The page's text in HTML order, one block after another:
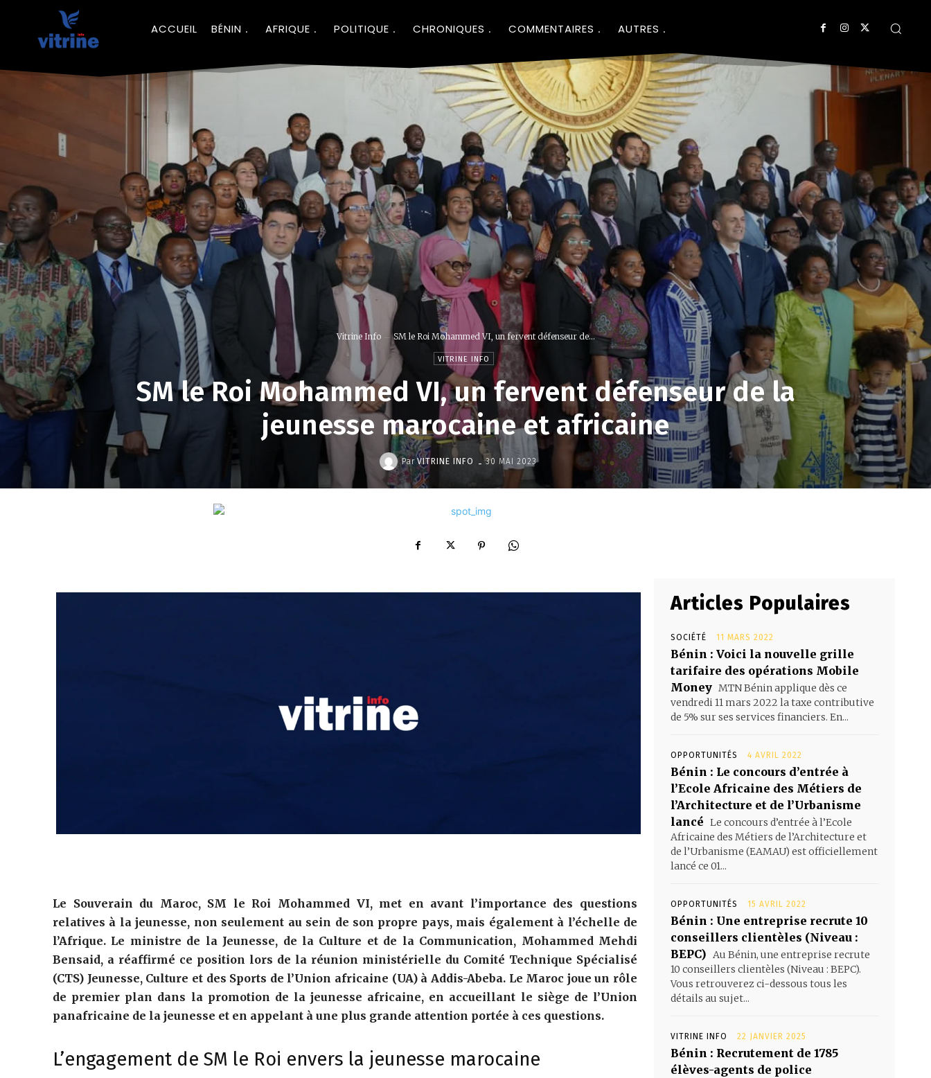
ACCUEIL BÉNIN AFRIQUE POLITIQUE CHRONIQUES COMMENTAIRES AUTRES
Vitrine Info SM le Roi Mohammed VI, un fervent défenseur de...
VITRINE INFO
SM le Roi Mohammed VI, un fervent défenseur de la
jeunesse marocaine et africaine
Par VITRINE INFO - 30 MAI 2023
Le Souverain du Maroc, SM le Roi Mohammed VI, met en avant l’importance des questions
relatives à la jeunesse, non seulement au sein de son propre pays, mais également à l’échelle de
l’Afrique. Le ministre de la Jeunesse, de la Culture et de la Communication, Mohammed Mehdi
Bensaid, a réaffirmé ce position lors de la réunion ministérielle du Comité Technique Spécialisé
(CTS) Jeunesse, Culture et des Sports de l’Union africaine (UA) à Addis-Abeba. Le Maroc joue un rôle
de premier plan dans la promotion de la jeunesse africaine, en accueillant le siège de l’Union
panafricaine de la jeunesse et en appelant à une plus grande attention portée à ces questions.
L’engagement de SM le Roi envers la jeunesse marocaine
Articles Populaires
SOCIÉTÉ 11 MARS 2022
Bénin : Voici la nouvelle grille
tarifaire des opérations Mobile
Money MTN Bénin applique dès ce
vendredi 11 mars 2022 la taxe contributive
de 5% sur ses services financiers. En...
OPPORTUNITÉS 4 AVRIL 2022
Bénin : Le concours d’entrée à
l’Ecole Africaine des Métiers de
l’Architecture et de l’Urbanisme
lancé Le concours d’entrée à l’Ecole
Africaine des Métiers de l’Architecture et
de l’Urbanisme (EAMAU) est officiellement
lancé ce 01...
OPPORTUNITÉS 15 AVRIL 2022
Bénin : Une entreprise recrute 10
conseillers clientèles (Niveau :
BEPC) Au Bénin, une entreprise recrute
10 conseillers clientèles (Niveau : BEPC).
Vous retrouverez ci-dessous tous les
détails au sujet...
VITRINE INFO 22 JANVIER 2025
Bénin : Recrutement de 1785
élèves-agents de police